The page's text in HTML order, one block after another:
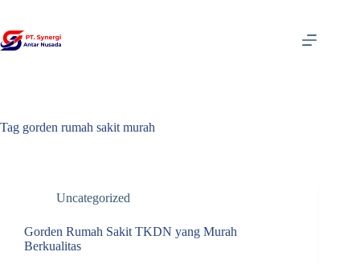
content
Tag gorden rumah sakit murah
Uncategorized
Gorden Rumah Sakit TKDN yang Murah
Berkualitas